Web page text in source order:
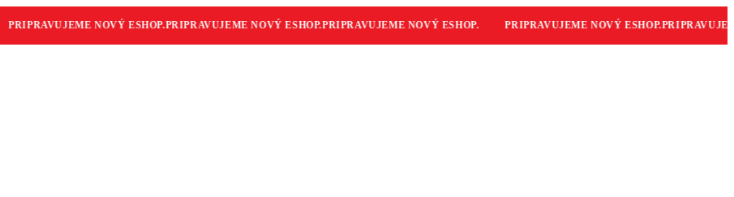
PRIPRAVUJEME NOVÝ ESHOP.PRIPRAVUJEME NOVÝ ESHOP.PRIPRAVUJEME NOVÝ ESHOP. PRIPRAVUJEME NOVÝ ESHOP.PRIPRAVUJEME